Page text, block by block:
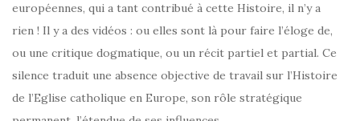
européennes, qui a tant contribué à cette Histoire, il n’y a
rien ! Il y a des vidéos : ou elles sont là pour faire l’éloge de,
ou une critique dogmatique, ou un récit partiel et partial. Ce
silence traduit une absence objective de travail sur l’Histoire
de l’Eglise catholique en Europe, son rôle stratégique